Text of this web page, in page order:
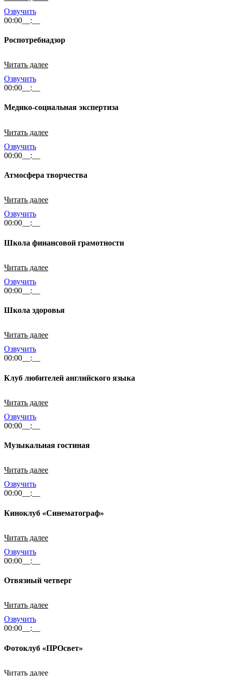
Озвучить
00:00 __:__
Роспотребнадзор
Читать далее
Озвучить
00:00 __:__
Медико-социальная экспертиза
Читать далее
Озвучить
00:00 __:__
Атмосфера творчества
Читать далее
Озвучить
00:00 __:__
Школа финансовой грамотности
Читать далее
Озвучить
00:00 __:__
Школа здоровья
Читать далее
Озвучить
00:00 __:__
Клуб любителей английского языка
Читать далее
Озвучить
00:00 __:__
Музыкальная гостиная
Читать далее
Озвучить
00:00 __:__
Киноклуб «Синематограф»
Читать далее
Озвучить
00:00 __:__
Отвязный четверг
Читать далее
Озвучить
00:00 __:__
Фотоклуб «ПРОсвет»
Читать далее